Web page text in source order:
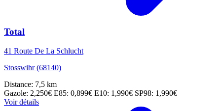
Total
41 Route De La Schlucht
Stosswihr (68140)
Distance: 7,5 km
Gazole: 2,250€ E85: 0,899€ E10: 1,990€ SP98: 1,990€
Voir détails